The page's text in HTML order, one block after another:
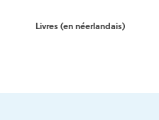
Livres (en néerlandais)